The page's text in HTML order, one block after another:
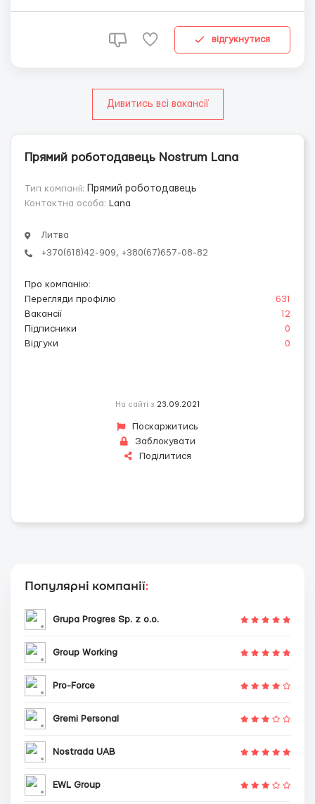
Проживание бесплатно со всеми удобствами ...
відгукнутися
Дивитись всі вакансії
Прямий роботодавець Nostrum Lana
Тип компанії:
Прямий роботодавець
Контактна особа: Lana
Литва
+370(618)42-909, +380(67)657-08-82
Про компанію:
Перегляди профілю
631
Вакансії
12
Підписники
0
Відгуки
0
На сайті з 23.09.2021
Поскаржитись
Заблокувати
Поділитися
Популярні компанії:
Grupa Progres Sp. z o.o.
Group Working
Pro-Force
Gremi Personal
Nostrada UAB
EWL Group